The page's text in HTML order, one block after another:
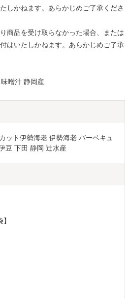
しかねます。あらかじめご了承くださ
商品を受け取らなかった場合、または
はいたしかねます。あらかじめご了承
噌汁 静岡産
ット伊勢海老 伊勢海老 バーベキュ
豆 下田 静岡 辻水産